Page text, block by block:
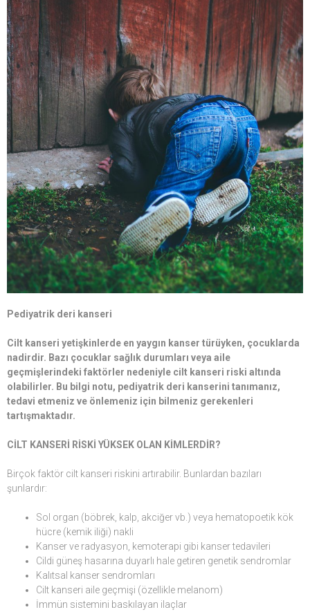
Pediyatrik deri kanseri
Cilt kanseri yetişkinlerde en yaygın kanser türüyken, çocuklarda
nadirdir. Bazı çocuklar sağlık durumları veya aile
geçmişlerindeki faktörler nedeniyle cilt kanseri riski altında
olabilirler. Bu bilgi notu, pediyatrik deri kanserini tanımanız,
tedavi etmeniz ve önlemeniz için bilmeniz gerekenleri
tartışmaktadır.
CİLT KANSERİ RİSKİ YÜKSEK OLAN KİMLERDİR?
Birçok faktör cilt kanseri riskini artırabilir. Bunlardan bazıları
şunlardır:
Sol organ (böbrek, kalp, akciğer vb.) veya hematopoetik kök
hücre (kemik iliği) nakli
Kanser ve radyasyon, kemoterapi gibi kanser tedavileri
Cildi güneş hasarına duyarlı hale getiren genetik sendromlar
Kalıtsal kanser sendromları
Cilt kanseri aile geçmişi (özellikle melanom)
İmmün sistemini baskılayan ilaçlar